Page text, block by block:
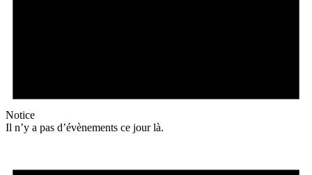
Notice
Il n’y a pas d’évènements ce jour là.